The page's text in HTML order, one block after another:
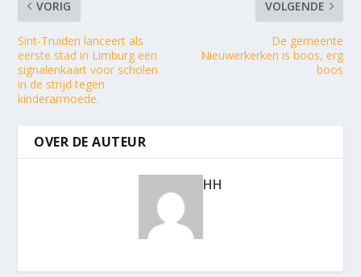
VORIG
Sint-Truiden lanceert als
eerste stad in Limburg een
signalenkaart voor scholen
in de strijd tegen
kinderarmoede.
VOLGENDE
De gemeente
Nieuwerkerken is boos, erg
boos
OVER DE AUTEUR
HH